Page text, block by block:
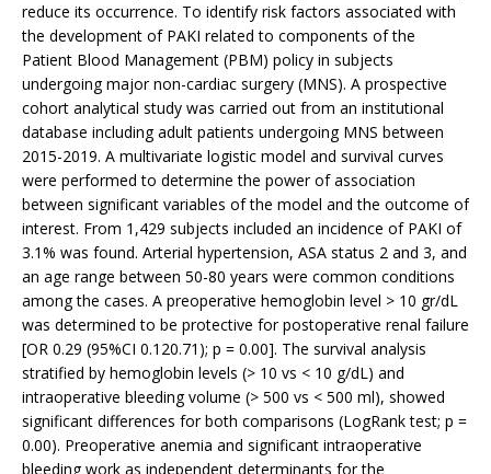
reduce its occurrence. To identify risk factors associated with
the development of PAKI related to components of the
Patient Blood Management (PBM) policy in subjects
undergoing major non-cardiac surgery (MNS). A prospective
cohort analytical study was carried out from an institutional
database including adult patients undergoing MNS between
2015-2019. A multivariate logistic model and survival curves
were performed to determine the power of association
between significant variables of the model and the outcome of
interest. From 1,429 subjects included an incidence of PAKI of
3.1% was found. Arterial hypertension, ASA status 2 and 3, and
an age range between 50-80 years were common conditions
among the cases. A preoperative hemoglobin level > 10 gr/dL
was determined to be protective for postoperative renal failure
[OR 0.29 (95%CI 0.120.71); p = 0.00]. The survival analysis
stratified by hemoglobin levels (> 10 vs < 10 g/dL) and
intraoperative bleeding volume (> 500 vs < 500 ml), showed
significant differences for both comparisons (LogRank test; p =
0.00). Preoperative anemia and significant intraoperative
bleeding work as independent determinants for the